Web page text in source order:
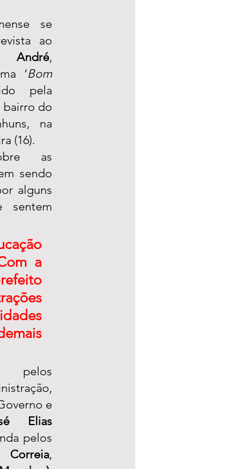
se
ao
André,
‘Bom
pela
bairro do
na
(16).
as
sendo
alguns
sentem
a
pelos
e
Elias
pelos
Correia